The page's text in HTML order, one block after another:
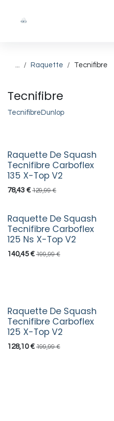
... Raquette Tecnifibre
Tecnifibre
Tecnifibre Dunlop
Raquette De Squash
Tecnifibre Carboflex
135 X-Top V2
78,43 € 129,99€
Raquette De Squash
Tecnifibre Carboflex
125 Ns X-Top V2
140,45€ 199,99€
Raquette De Squash
Tecnifibre Carboflex
125 X-Top V2
128,10€ 199,99€